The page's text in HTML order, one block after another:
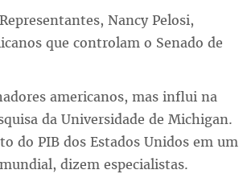
Nancy Pelosi,
que controlam o Senado de
americanos, mas influi na
da Universidade de Michigan.
do PIB dos Estados Unidos em um
dizem especialistas.